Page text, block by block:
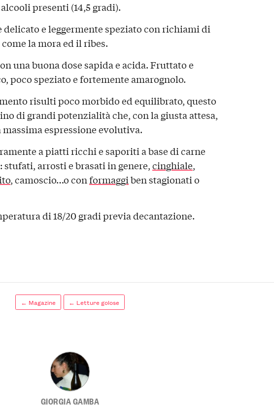
presenti (14,5 gradi).
delicato e leggermente speziato con richiami di
la mora ed il ribes.
una buona dose sapida e acida. Fruttato e
poco speziato e fortemente amarognolo.
risulti poco morbido ed equilibrato, questo
di grandi potenzialità che, con la giusta attesa,
massima espressione evolutiva.
a piatti ricchi e saporiti a base di carne
stufati, arrosti e brasati in genere,cinghiale,
, camoscio…o conformaggiben stagionati o
di 18/20 gradi previa decantazione.
← Magazine ← Letture golose
GIORGIA GAMBA